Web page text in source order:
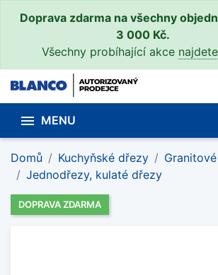
Doprava zdarma na všechny
3 000 Kč.
Všechny probíhající akce
 MENU
Domů Kuchyňské dřezy
Jednodřezy, kulaté dřezy
DOPRAVA ZDARMA